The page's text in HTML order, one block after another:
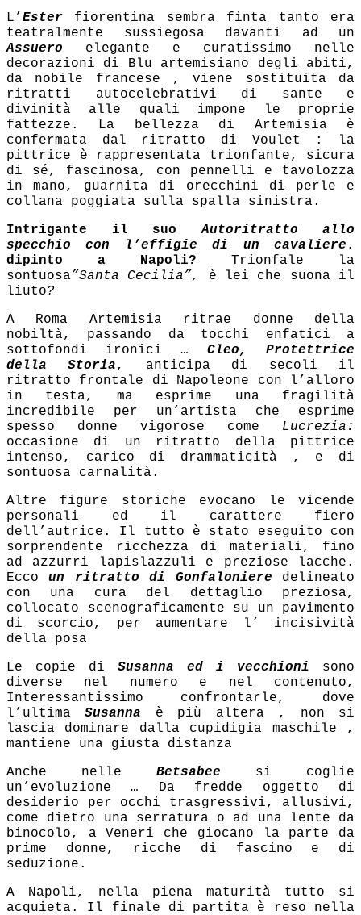
L’ Ester fiorentina sembra finta tanto era
teatralmente sussiegosa davanti ad un
Assuero elegante e curatissimo nelle
decorazioni di Blu artemisiano degli abiti,
da nobile francese , viene sostituita da
ritratti autocelebrativi di sante e
divinità alle quali impone le proprie
fattezze. La bellezza di Artemisia è
confermata dal ritratto di Voulet : la
pittrice è rappresentata trionfante, sicura
di sé, fascinosa, con pennelli e tavolozza
in mano, guarnita di orecchini di perle e
collana poggiata sulla spalla sinistra.
Intrigante il suo
Autoritratto allo
specchio con l’effigie di un cavaliere .
dipinto a Napoli?
Trionfale la
sontuosa”Santa Cecilia”, è lei che suona il
liuto?
A Roma Artemisia ritrae donne della
nobiltà, passando da
tocchi enfatici a
sottofondi ironici … Cleo, Protettrice
della Storia, anticipa di secoli il
ritratto frontale di Napoleone con l’alloro
in testa,
ma esprime una fragilità
incredibile per un’artista che esprime
spesso donne vigorose come Lucrezia:
occasione di un ritratto della pittrice
intenso, carico di drammaticità , e di
sontuosa carnalità.
Altre figure storiche evocano le vicende
personali ed il carattere fiero
dell’autrice. Il tutto è stato eseguito con
sorprendente
ricchezza di materiali, fino
ad azzurri lapislazzuli e preziose lacche.
Eccoun ritratto di Gonfaloniere delineato
con una cura del dettaglio preziosa,
collocato scenograficamente su un pavimento
di scorcio, per aumentare l’ incisività
della posa
Le copie di Susanna ed i vecchioni sono
diverse nel numero e nel contenuto,
Interessantissimo confrontarle, dove
l’ultimaSusanna è più altera , non si
lascia dominare dalla cupidigia maschile ,
mantiene una giusta distanza
Anche nelle Betsabee si coglie
un’evoluzione … Da fredde oggetto di
desiderio per occhi trasgressivi, allusivi,
come dietro una serratura o ad una lente da
binocolo, a Veneri che giocano la parte da
prime donne, ricche di fascino e di
seduzione.
A Napoli, nella piena maturità tutto si
acquieta. Il finale di partita è reso nella